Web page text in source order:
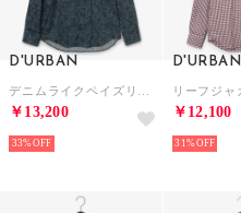
D'URBAN
￥13,200
33%
D'URBAN
￥12,100
31%